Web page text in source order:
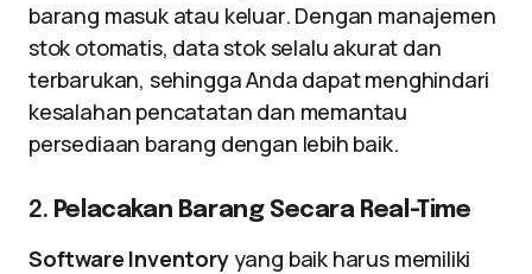
barang masuk atau keluar. Dengan manajemen
stok otomatis, data stok selalu akurat dan
terbarukan, sehingga Anda dapat menghindari
kesalahan pencatatan dan memantau
persediaan barang dengan lebih baik.
2. Pelacakan Barang Secara Real-Time
Software Inventoryyang baik harus memiliki